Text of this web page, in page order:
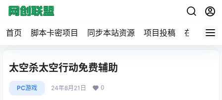
首页 脚本卡密项目 同步本站资源 项目投稿 在线工具
太空杀太空行动免费辅助
PC游戏 24年8月21日 0